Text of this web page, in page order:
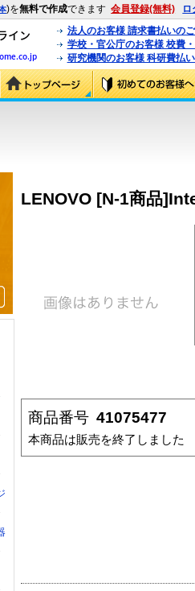
)を無料で作成できます 会員登録(無料) ロ
法人のお客様 請求書払いの
学校・官公庁のお客様 校費
研究機関のお客様 科研費払
LENOVO [N-1商品
商品番号 41075477
本商品は販売を終了しました